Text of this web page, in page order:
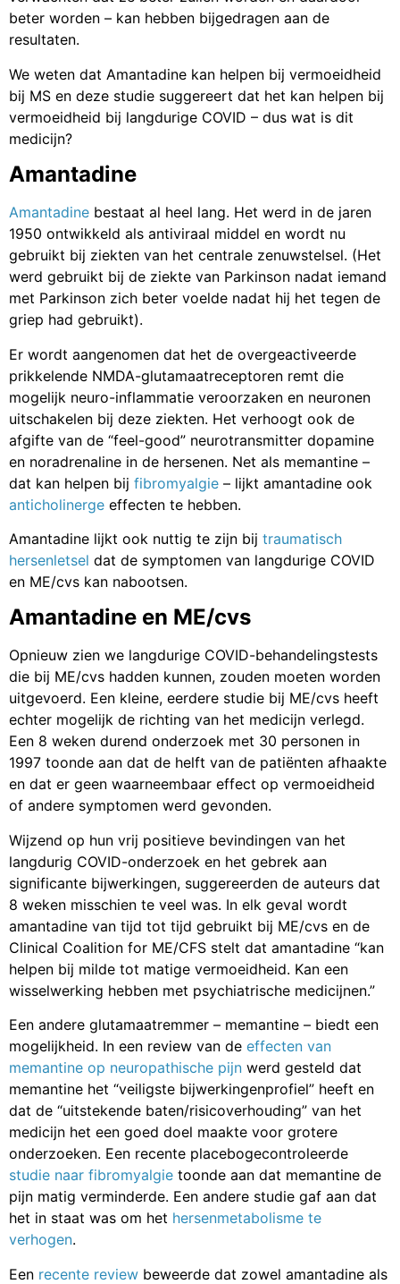
beter worden – kan hebben bijgedragen aan de
resultaten.
We weten dat Amantadine kan helpen bij vermoeidheid
bij MS en deze studie suggereert dat het kan helpen bij
vermoeidheid bij langdurige COVID – dus wat is dit
medicijn?
Amantadine
Amantadine bestaat al heel lang. Het werd in de jaren
1950 ontwikkeld als antiviraal middel en wordt nu
gebruikt bij ziekten van het centrale zenuwstelsel. (Het
werd gebruikt bij de ziekte van Parkinson nadat iemand
met Parkinson zich beter voelde nadat hij het tegen de
griep had gebruikt).
Er wordt aangenomen dat het de overgeactiveerde
prikkelende NMDA-glutamaatreceptoren remt die
mogelijk neuro-inflammatie veroorzaken en neuronen
uitschakelen bij deze ziekten. Het verhoogt ook de
afgifte van de “feel-good” neurotransmitter dopamine
en noradrenaline in de hersenen. Net als memantine –
dat kan helpen bij fibromyalgie – lijkt amantadine ook
anticholinerge effecten te hebben.
Amantadine lijkt ook nuttig te zijn bij traumatisch
hersenletsel dat de symptomen van langdurige COVID
en ME/cvs kan nabootsen.
Amantadine en ME/cvs
Opnieuw zien we langdurige COVID-behandelingstests
die bij ME/cvs hadden kunnen, zouden moeten worden
uitgevoerd. Een kleine, eerdere studie bij ME/cvs heeft
echter mogelijk de richting van het medicijn verlegd.
Een 8 weken durend onderzoek met 30 personen in
1997 toonde aan dat de helft van de patiënten afhaakte
en dat er geen waarneembaar effect op vermoeidheid
of andere symptomen werd gevonden.
Wijzend op hun vrij positieve bevindingen van het
langdurig COVID-onderzoek en het gebrek aan
significante bijwerkingen, suggereerden de auteurs dat
8 weken misschien te veel was. In elk geval wordt
amantadine van tijd tot tijd gebruikt bij ME/cvs en de
Clinical Coalition for ME/CFS stelt dat amantadine “kan
helpen bij milde tot matige vermoeidheid. Kan een
wisselwerking hebben met psychiatrische medicijnen.”
Een andere glutamaatremmer – memantine – biedt een
mogelijkheid. In een review van de effecten van
memantine op neuropathische pijn werd gesteld dat
memantine het “veiligste bijwerkingenprofiel” heeft en
dat de “uitstekende baten/risicoverhouding” van het
medicijn het een goed doel maakte voor grotere
onderzoeken. Een recente placebogecontroleerde
studie naar fibromyalgie toonde aan dat memantine de
pijn matig verminderde. Een andere studie gaf aan dat
het in staat was om het hersenmetabolisme te
verhogen.
Een recente review beweerde dat zowel amantadine als